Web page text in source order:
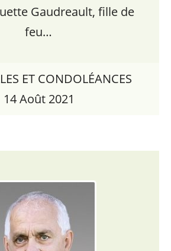
Gaudreault, fille de
feu…
ET CONDOLÉANCES
14 Août 2021